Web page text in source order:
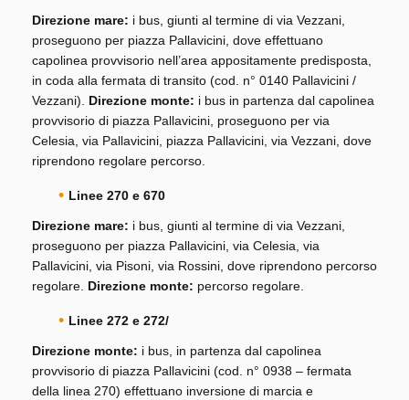
Direzione mare: i bus, giunti al termine di via Vezzani,
proseguono per piazza Pallavicini, dove effettuano
capolinea provvisorio nell’area appositamente predisposta,
in coda alla fermata di transito (cod. n° 0140 Pallavicini /
Vezzani). Direzione monte: i bus in partenza dal capolinea
provvisorio di piazza Pallavicini, proseguono per via
Celesia, via Pallavicini, piazza Pallavicini, via Vezzani, dove
riprendono regolare percorso.
Linee 270 e 670
Direzione mare: i bus, giunti al termine di via Vezzani,
proseguono per piazza Pallavicini, via Celesia, via
Pallavicini, via Pisoni, via Rossini, dove riprendono percorso
regolare. Direzione monte: percorso regolare.
Linee 272 e 272/
Direzione monte: i bus, in partenza dal capolinea
provvisorio di piazza Pallavicini (cod. n° 0938 – fermata
della linea 270) effettuano inversione di marcia e